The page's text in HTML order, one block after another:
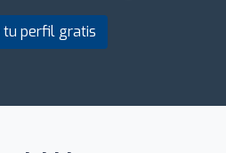
tu perfil gratis